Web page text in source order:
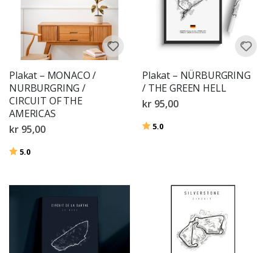
Plakat – MONACO /
NURBURGRING /
CIRCUIT OF THE
AMERICAS
kr 95,00
Karakter:
5.0
Plakat – NÜRBURGRING
/ THE GREEN HELL
kr 95,00
Karakter:
5.0